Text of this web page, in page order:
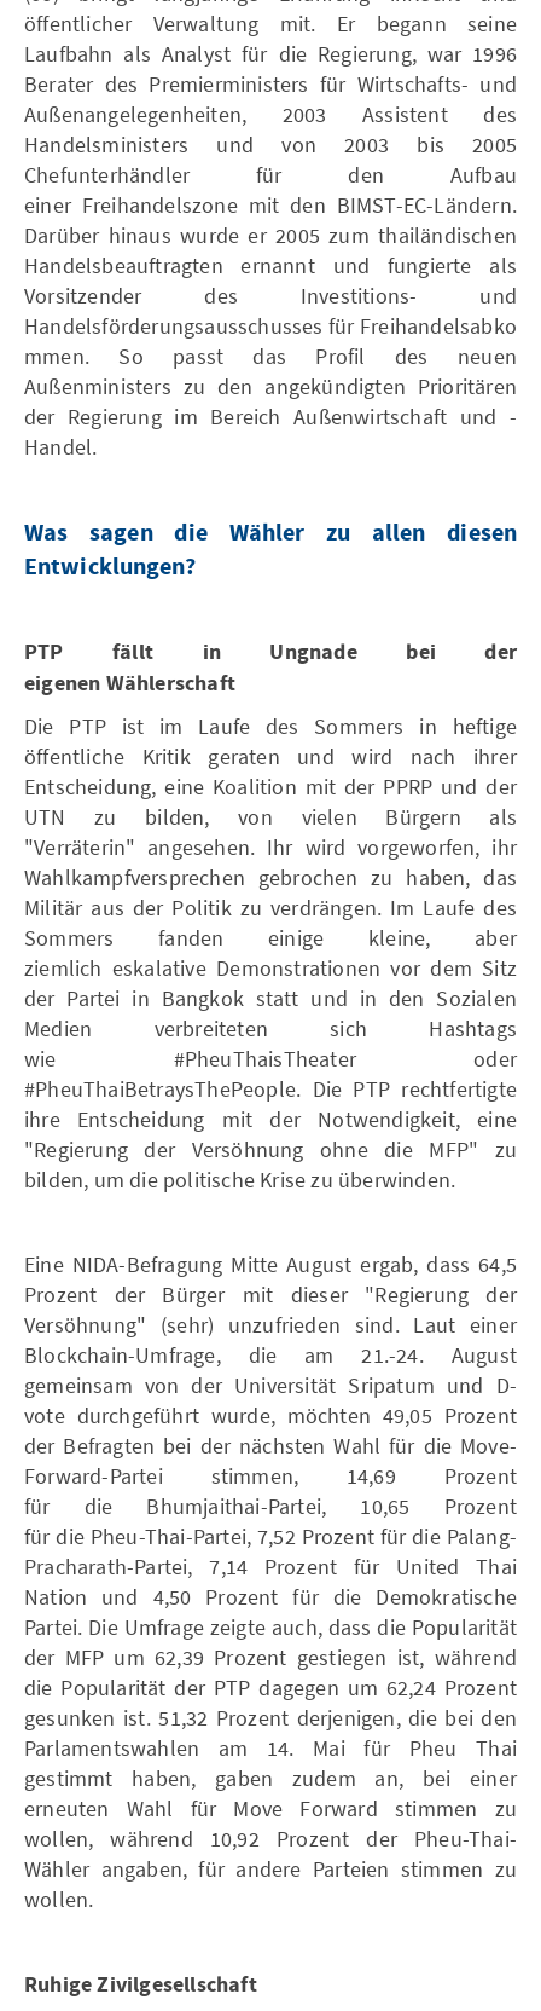
öffentlicher Verwaltung mit. Er begann seine
Laufbahn als Analyst für die Regierung, war 1996
Berater des Premierministers für Wirtschafts- und
Außenangelegenheiten, 2003 Assistent des
Handelsministers und von 2003 bis 2005
Chefunterhändler für den Aufbau
einer Freihandelszone mit den BIMST-EC-Ländern.
Darüber hinaus wurde er 2005 zum thailändischen
Handelsbeauftragten ernannt und fungierte als
Vorsitzender des Investitions- und
Handelsförderungsausschusses für Freihandelsabko
mmen. So passt das Profil des neuen
Außenministers zu den angekündigten Prioritären
der Regierung im Bereich Außenwirtschaft und -
Handel.
Was sagen die Wähler zu allen diesen
Entwicklungen?
PTP fällt in Ungnade bei der
eigenen Wählerschaft
Die PTP ist im Laufe des Sommers in heftige
öffentliche Kritik geraten und wird nach ihrer
Entscheidung, eine Koalition mit der PPRP und der
UTN zu bilden, von vielen Bürgern als
"Verräterin" angesehen. Ihr wird vorgeworfen, ihr
Wahlkampfversprechen gebrochen zu haben, das
Militär aus der Politik zu verdrängen. Im Laufe des
Sommers fanden einige kleine, aber
ziemlich eskalative Demonstrationen vor dem Sitz
der Partei in Bangkok statt und in den Sozialen
Medien verbreiteten sich Hashtags
wie #PheuThaisTheater oder
#PheuThaiBetraysThePeople. Die PTP rechtfertigte
ihre Entscheidung mit der Notwendigkeit, eine
"Regierung der Versöhnung ohne die MFP" zu
bilden, um die politische Krise zu überwinden.
Eine NIDA-Befragung Mitte August ergab, dass 64,5
Prozent der Bürger mit dieser "Regierung der
Versöhnung" (sehr) unzufrieden sind. Laut einer
Blockchain-Umfrage, die am 21.-24. August
gemeinsam von der Universität Sripatum und D-
vote durchgeführt wurde, möchten 49,05 Prozent
der Befragten bei der nächsten Wahl für die Move-
Forward-Partei stimmen, 14,69 Prozent
für die Bhumjaithai-Partei, 10,65 Prozent
für die Pheu-Thai-Partei, 7,52 Prozent für die Palang-
Pracharath-Partei, 7,14 Prozent für United Thai
Nation und 4,50 Prozent für die Demokratische
Partei. Die Umfrage zeigte auch, dass die Popularität
der MFP um 62,39 Prozent gestiegen ist, während
die Popularität der PTP dagegen um 62,24 Prozent
gesunken ist. 51,32 Prozent derjenigen, die bei den
Parlamentswahlen am 14. Mai für Pheu Thai
gestimmt haben, gaben zudem an, bei einer
erneuten Wahl für Move Forward stimmen zu
wollen, während 10,92 Prozent der Pheu-Thai-
Wähler angaben, für andere Parteien stimmen zu
wollen.
Ruhige Zivilgesellschaft